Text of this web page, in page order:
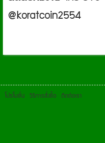
@koratcoin2554
โปรโมชั่น วิธีการสั่งซื้อ ติดต่อเรา